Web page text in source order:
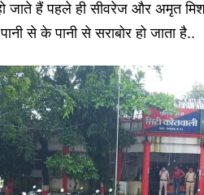
जाते हैं पहले ही सीवरेज और अमृत
से के पानी से सराबोर हो जाता है..